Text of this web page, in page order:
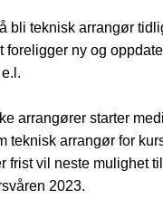
bli teknisk arrangør
foreligger ny og
arrangører starter
teknisk arrangør for
frist vil neste mulighet
2023.